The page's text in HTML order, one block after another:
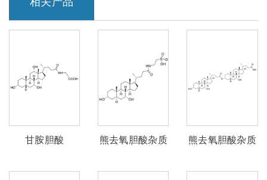
甘胺胆酸
熊去氧胆酸杂质
熊去氧胆酸杂质